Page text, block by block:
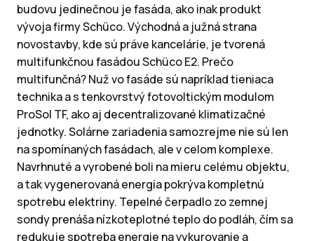
budovu jedinečnou je fasáda, ako inak produkt
vývoja firmy Schüco. Východná a južná strana
novostavby, kde sú práve kancelárie, je tvorená
multifunkčnou fasádou Schüco E2. Prečo
multifunčná? Nuž vo fasáde sú napríklad tieniaca
technika a s tenkovrstvý fotovoltickým modulom
ProSol TF, ako aj decentralizované klimatizačné
jednotky. Solárne zariadenia samozrejme nie sú len
na spomínaných fasádach, ale v celom komplexe.
Navrhnuté a vyrobené boli na mieru celému objektu,
a tak vygenerovaná energia pokrýva kompletnú
spotrebu elektriny. Tepelné čerpadlo zo zemnej
sondy prenáša nízkoteplotné teplo do podláh, čím sa
redukuje spotreba energie na vykurovanie a